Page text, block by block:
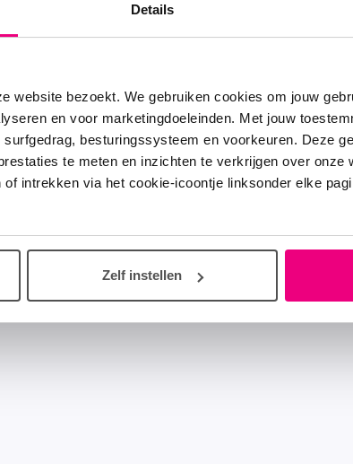
Details
website bezoekt. We gebruiken cookies om jouw
en voor marketingdoeleinden. Met jouw
besturingssysteem en voorkeuren. Deze
te meten en inzichten te verkrijgen over onze
intrekken via het cookie-icoontje linksonder elke
Zelf instellen